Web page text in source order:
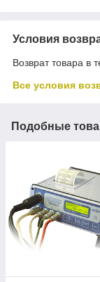
Условия
Возврат товара в
Все условия
Подобные